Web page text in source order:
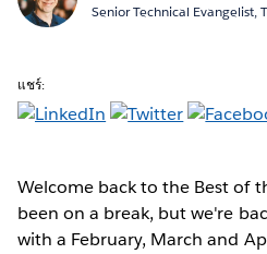
Senior Technical Evangelist,
แชร์:
Welcome back to the Best of
been on a break, but we're
with a February, March and